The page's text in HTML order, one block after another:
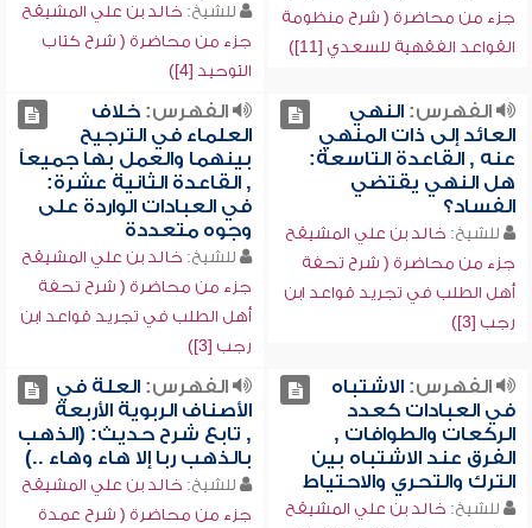
جزء من محاضرة ( شرح منظومة
القواعد الفقهية للسعدي [11])
للشيخ: خالد بن علي المشيقح
جزء من محاضرة ( شرح كتاب
التوحيد [4])
الفهرس:النهي
العائد إلى ذات المنهي
عنه , القاعدة التاسعة:
هل النهي يقتضي
الفساد؟
للشيخ: خالد بن علي المشيقح
جزء من محاضرة ( شرح تحفة
أهل الطلب في تجريد قواعد ابن
رجب [3])
الفهرس:خلاف
العلماء في الترجيح
بينهما والعمل بها جميعاً
, القاعدة الثانية عشرة:
في العبادات الواردة على
وجوه متعددة
للشيخ: خالد بن علي المشيقح
جزء من محاضرة ( شرح تحفة
أهل الطلب في تجريد قواعد ابن
رجب [3])
الفهرس:الاشتباه
في العبادات كعدد
الركعات والطوافات ,
الفرق عند الاشتباه بين
الترك والتحري والاحتياط
للشيخ: خالد بن علي المشيقح
الفهرس:العلة في
الأصناف الربوية الأربعة
, تابع شرح حديث: (الذهب
بالذهب ربا إلا هاء وهاء ..)
للشيخ: خالد بن علي المشيقح
جزء من محاضرة ( شرح عمدة